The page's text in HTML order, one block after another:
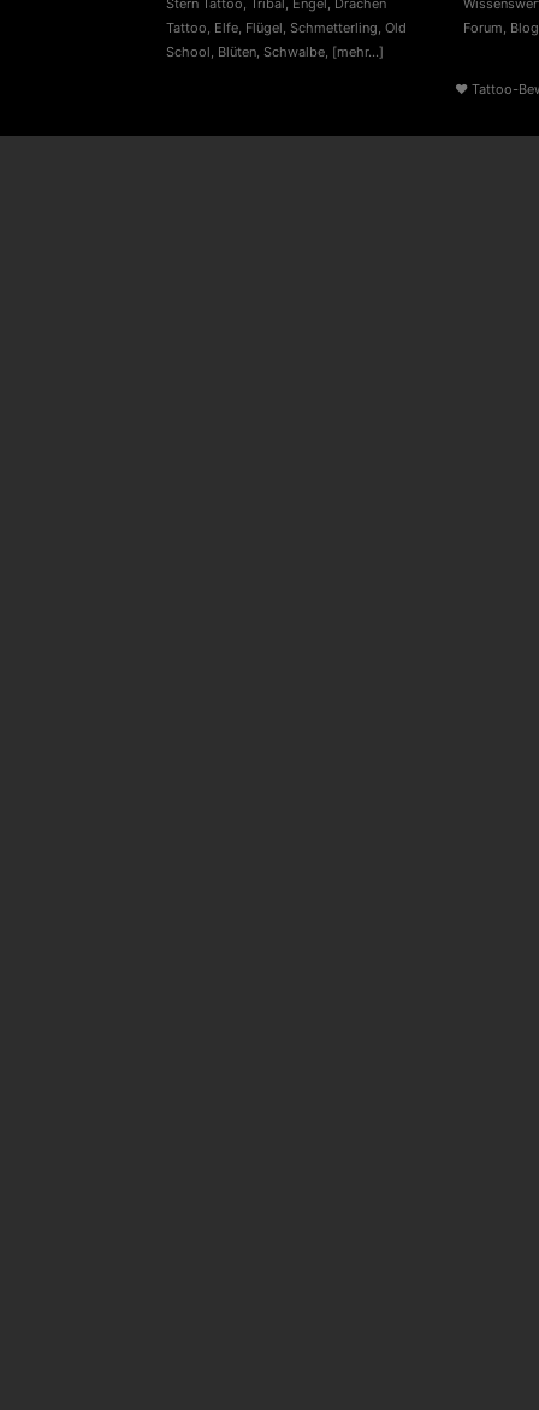
Stern Tattoo, Tribal , Engel , Drachen
Tattoo, Elfe, Flügel, Schmetterling, Old
School, Blüten, Schwalbe, [mehr...]
Forum, Blog
♥ Tattoo-